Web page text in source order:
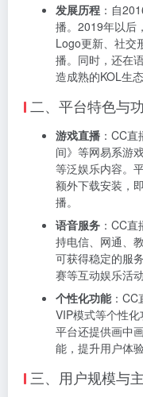
发展历程 ：自
播。2019年以后
Logo更新、社交
播。同时，还在
造成熟的KOL生态
二、平台特色与
游戏直播 ：CC
间》等网易系游
等泛娱乐内容。
额外下载安装，
播。
语音服务 ：CC
持电信、网通、
可获得稳定的服
赛等互动娱乐活
个性化功能：CC
VIP模式等个性
平台还提供画中
能，提升用户体验
三、用户规模与